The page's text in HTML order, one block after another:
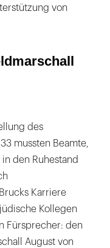
von
des
mussten Beamte,
den Ruhestand
Karriere
Kollegen
Fürsprecher: den
August von